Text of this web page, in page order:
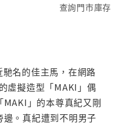
查詢門市庫存
名的佳主馬，在網路
虛擬造型「MAKI」偶
」的本尊真紀又剛
。真紀遭到不明男子